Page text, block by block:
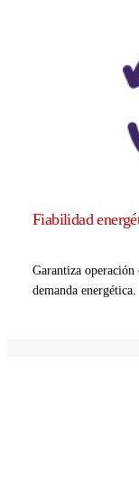
Fiabilidad
Garantiza
demanda energética.